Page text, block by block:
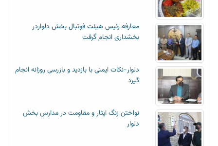
معارفه رئیس هیئت فوتبال بخش دلواردر
بخشداری انجام گرفت
دلوار-نکات ایمنی با بازدید و بازرسی روزانه انجام
گیرد
نواختن زنگ ایثار و مقاومت در مدارس بخش
دلوار